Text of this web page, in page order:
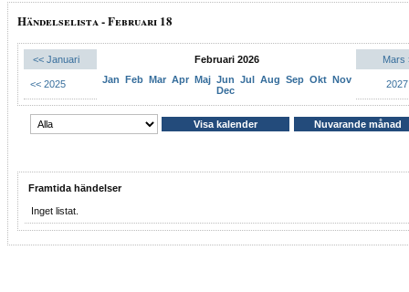
Händelselista - Februari 18
<< Januari Februari 2026 Mars
<< 2025 Jan Feb Mar Apr Maj Jun Jul Aug Sep Okt Nov
Dec
Framtida händelser
Inget listat.